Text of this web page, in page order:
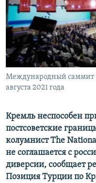
ПОБЕДИТЕЛЕЙ НЕ СУДЯТ?
КРЫМ.НЕПОКОРЕННЫЙ
ELIFBE
УКРАИНСКАЯ ПРОБЛЕМА
ПРИСОЕДИНЯЙТЕСЬ!
Все сайты RFE/RL
Международный саммит
августа 2021 года
Кремль неспособен
постсоветские
колумнист Тhe
не соглашается с
диверсии, сообщает
Позиция Турции по